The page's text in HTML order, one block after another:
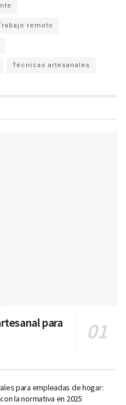
remoto
Técnicas artesanales
para
para empleadas de hogar:
la normativa en 2025